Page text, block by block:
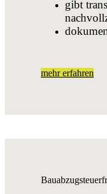
gibt
mehr erfahren